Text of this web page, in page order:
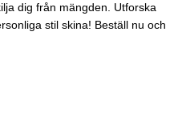
dig från mängden. Utforska
stil skina! Beställ nu och